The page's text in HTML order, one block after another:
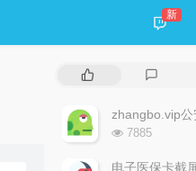
新
浏
次
7885